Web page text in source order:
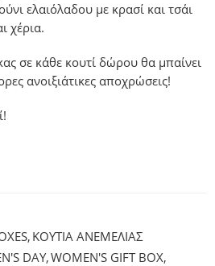
ελαιόλαδου με κρασί και τσάι
χέρια.
σε κάθε κουτί δώρου θα μπαίνει
ανοιξιάτικες αποχρώσεις!
, ΚΟΥΤΙΑ ΑΝΕΜΕΛΙΑΣ
DAY,WOMEN'S GIFT BOX,